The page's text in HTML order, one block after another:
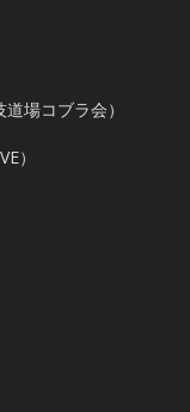
場コブラ会）
）